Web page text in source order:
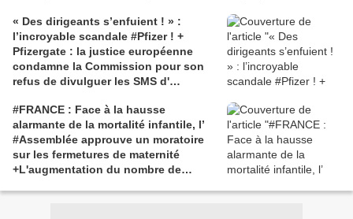
cassation
« Des dirigeants s’enfuient ! » :
l’incroyable scandale #Pfizer ! +
Pfizergate : la justice européenne
condamne la Commission pour son
refus de divulguer les SMS d'
#FRANCE : Face à la hausse
alarmante de la mortalité infantile, l’
#Assemblée approuve un moratoire
sur les fermetures de maternité
+L'augmentation du nombre de